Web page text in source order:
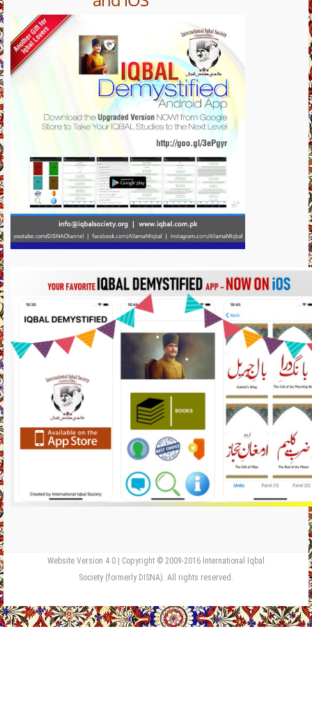
Website Version 4.0 | Copyright © 2009-2016 International Iqbal
Society (formerly DISNA). All rights reserved.